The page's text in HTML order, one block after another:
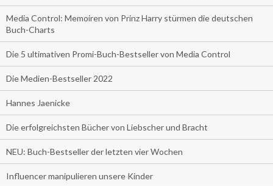
Media Control: Memoiren von Prinz Harry stürmen die deutschen
Buch-Charts
Die 5 ultimativen Promi-Buch-Bestseller von Media Control
Die Medien-Bestseller 2022
Hannes Jaenicke
Die erfolgreichsten Bücher von Liebscher und Bracht
NEU: Buch-Bestseller der letzten vier Wochen
Influencer manipulieren unsere Kinder